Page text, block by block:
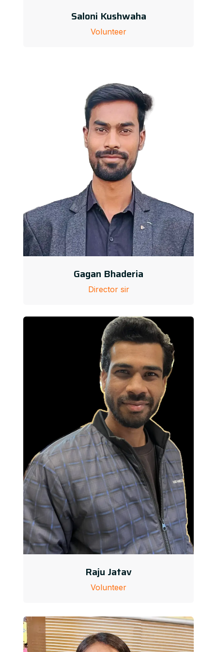
Saloni Kushwaha
Volunteer
Gagan Bhaderia
Director sir
Raju Jatav
Volunteer